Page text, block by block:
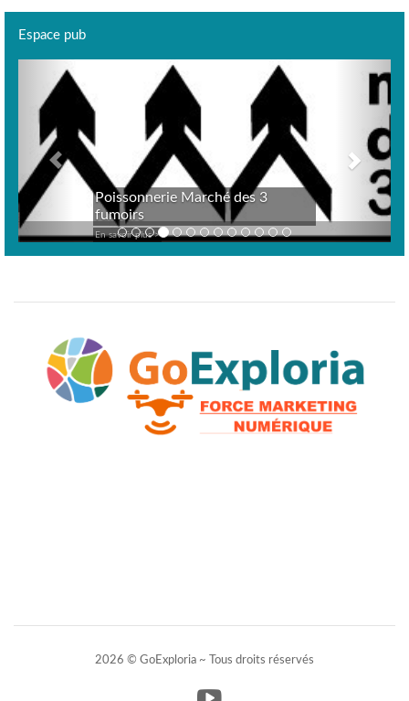
Espace pub
Poissonnerie Marché des 3
fumoirs
En savoir plus >
Previous
2026 © GoExploria ~ Tous droits réservés